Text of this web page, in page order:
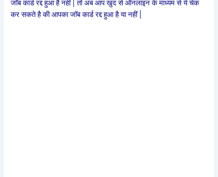
जॉब कार्ड रद्द हुआ है नहीं | तो अब आप खुद से ऑनलाइन के माध्यम से ये चेक
कर सकते है की आपका जॉब कार्ड रद्द हुआ है या नहीं |